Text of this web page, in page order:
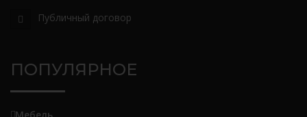
Публичный договор
ПОПУЛЯРНОЕ